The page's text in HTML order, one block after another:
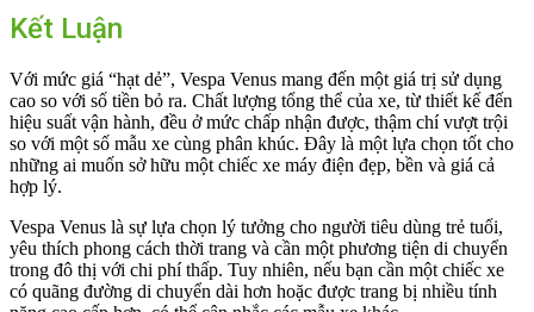
Kết Luận
Với mức giá “hạt dẻ”, Vespa Venus mang đến một giá trị sử dụng
cao so với số tiền bỏ ra. Chất lượng tổng thể của xe, từ thiết kế đến
hiệu suất vận hành, đều ở mức chấp nhận được, thậm chí vượt trội
so với một số mẫu xe cùng phân khúc. Đây là một lựa chọn tốt cho
những ai muốn sở hữu một chiếc xe máy điện đẹp, bền và giá cả
hợp lý.
Vespa Venus là sự lựa chọn lý tưởng cho người tiêu dùng trẻ tuổi,
yêu thích phong cách thời trang và cần một phương tiện di chuyển
trong đô thị với chi phí thấp. Tuy nhiên, nếu bạn cần một chiếc xe
có quãng đường di chuyển dài hơn hoặc được trang bị nhiều tính